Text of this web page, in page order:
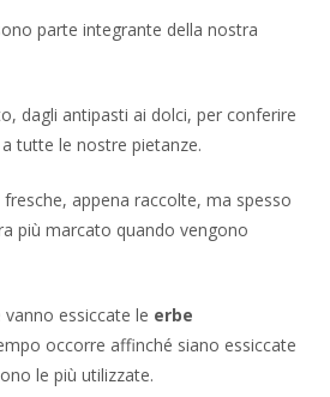
parte integrante della nostra
dagli antipasti ai dolci, per conferire
tutte le nostre pietanze.
appena raccolte, ma spesso
più marcato quando vengono
essiccate le erbe
occorre affinché siano essiccate
le più utilizzate.